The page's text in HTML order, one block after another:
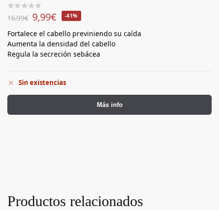
16,99€ 9,99€ -41%
Fortalece el cabello previniendo su caída
Aumenta la densidad del cabello
Regula la secreción sebácea
Sin existencias
Más info
Productos relacionados